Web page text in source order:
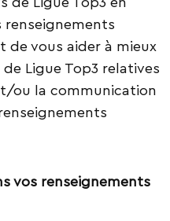
de vous aider à mieux
Ligue Top3 relatives
ou la communication
vos renseignements